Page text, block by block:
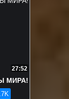
27:52
МИРА!